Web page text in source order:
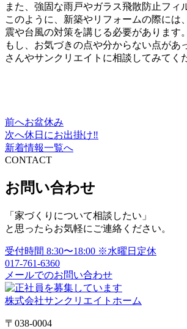
また、強固な雨戸やガラス飛散防止フィ
このように、新築やリフォームの際には
震や台風の対策を講じる必要があります。
もし、お気づきの点や分からない点があ
さんやサンクリエイトに相談してみてく
投
稿
ナ
ビ
ー
シ
ョ
ン
前へお盆休み
次へ休日にお出掛け‼
新着情報一覧へ
CONTACT
お問い合わせ
「家づくりについて相談したい」
と思ったらお気軽にご連絡ください。
受付時間 8:30〜18:00 ※水曜日定休
017-761-6360
メールでのお問い合わせ
株式会社サンクリエイトホーム
〒038-0004